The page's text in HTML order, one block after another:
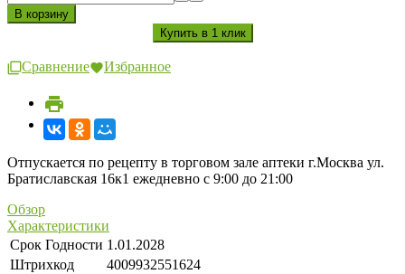
Сравнение Избранное
Отпускается по рецепту в торговом зале аптеки г.Москва ул.
Братиславская 16к1 ежедневно с 9:00 до 21:00
Обзор
Характеристики
Срок Годности 1.01.2028
Штрихкод
4009932551624